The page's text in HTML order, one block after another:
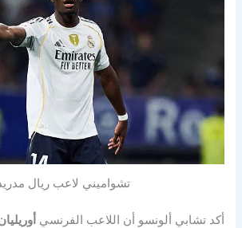
تشواميني لاعب ريال
أكد تشابي ألونسو أن اللاعب الفرنسي